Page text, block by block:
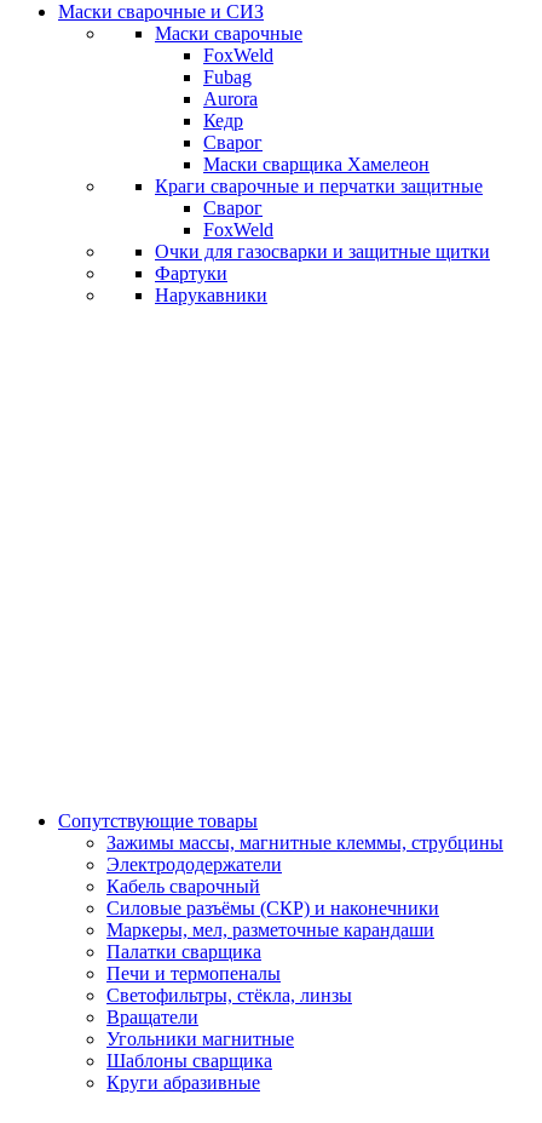
Маски сварочные и СИЗ
Маски сварочные
FoxWeld
Fubag
Aurora
Кедр
Сварог
Маски сварщика Хамелеон
Краги сварочные и перчатки защитные
Сварог
FoxWeld
Очки для газосварки и защитные щитки
Фартуки
Нарукавники
Сопутствующие товары
Зажимы массы, магнитные клеммы, струбцины
Электрододержатели
Кабель сварочный
Силовые разъёмы (СКР) и наконечники
Маркеры, мел, разметочные карандаши
Палатки сварщика
Печи и термопеналы
Светофильтры, стёкла, линзы
Вращатели
Угольники магнитные
Шаблоны сварщика
Круги абразивные